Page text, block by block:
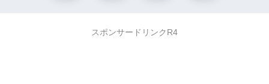
スポンサードリンクR4